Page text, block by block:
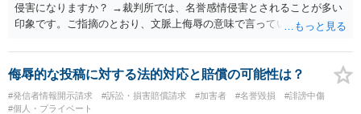
侵害になりますか？ →裁判所では、名誉感情侵害とされることが多い
印象です。ご指摘のとおり、文脈上侮辱の意味で言っている点も加味
侮辱的な投稿に対する法的対応と賠償の可能性は？
#発信者情報開示請求 #訴訟・損害賠償請求 #加害者 #名誉毀損
#誹謗中傷
#個人・プライベート